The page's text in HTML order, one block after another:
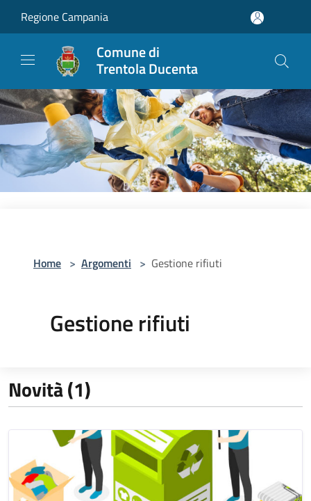
Regione Campania
Comune di
Trentola Ducenta
Home > Argomenti > Gestione rifiuti
Gestione rifiuti
Novità (1)